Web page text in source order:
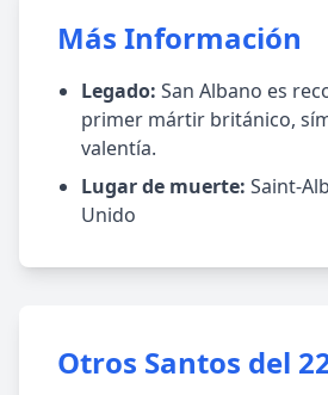
Más Información
Legado: San Albano es
primer mártir británico,
valentía.
Lugar de muerte: Saint-
Unido
Otros Santos del